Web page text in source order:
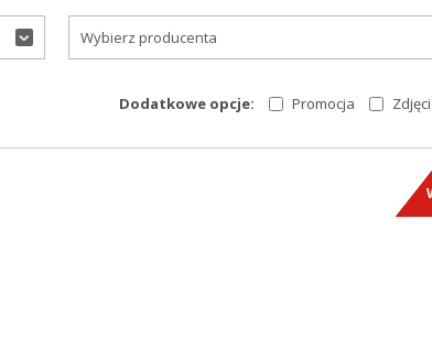
Wybierz producenta
Dodatkowe opcje: Promocja